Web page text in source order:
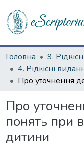
Головна
Про
понять при
дитини